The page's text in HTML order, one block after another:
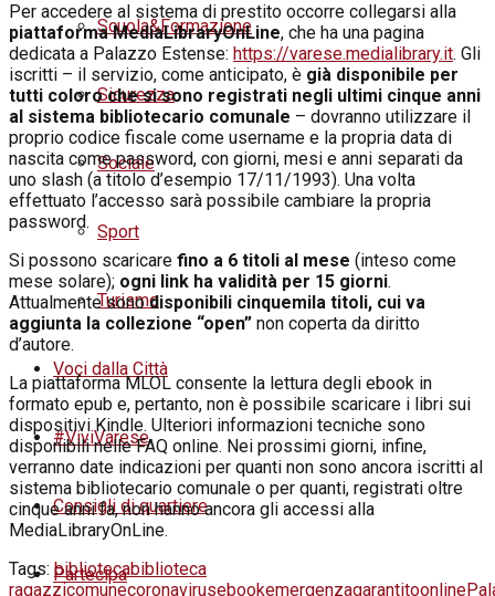
Scuola&Formazione
Sicurezza
Sociale
Sport
Turismo
Voci dalla Città
#ViviVarese
Consigli di quartiere
Partecipa
Per accedere al sistema di prestito occorre collegarsi alla
piattaforma MediaLibraryOnLine, che ha una pagina
dedicata a Palazzo Estense: https://varese.medialibrary.it. Gli
iscritti – il servizio, come anticipato, è già disponibile per
tutti coloro che si sono registrati negli ultimi cinque anni
al sistema bibliotecario comunale – dovranno utilizzare il
proprio codice fiscale come username e la propria data di
nascita come password, con giorni, mesi e anni separati da
uno slash (a titolo d’esempio 17/11/1993). Una volta
effettuato l’accesso sarà possibile cambiare la propria
password.
Si possono scaricare fino a 6 titoli al mese (inteso come
mese solare); ogni link ha validità per 15 giorni.
Attualmente sonodisponibili cinquemila titoli, cui va
aggiunta la collezione “open” non coperta da diritto
d’autore.
La piattaforma MLOL consente la lettura degli ebook in
formato epub e, pertanto, non è possibile scaricare i libri sui
dispositivi Kindle. Ulteriori informazioni tecniche sono
disponibili nelle FAQ online. Nei prossimi giorni, infine,
verranno date indicazioni per quanti non sono ancora iscritti al
sistema bibliotecario comunale o per quanti, registrati oltre
cinque anni fa, non hanno ancora gli accessi alla
MediaLibraryOnLine.
Tags: bibliotecabiblioteca
ragazzicomunecoronavirusebookemergenzagarantitoonline